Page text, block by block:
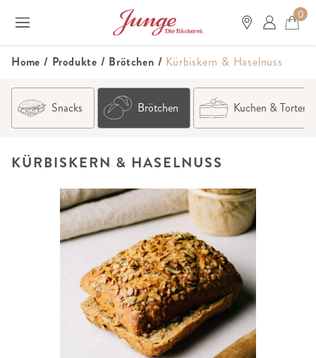
0
Home / Produkte / Brötchen / Kürbiskern & Haselnuss
Snacks Brötchen Kuchen & Torten
KÜRBISKERN & HASELNUSS